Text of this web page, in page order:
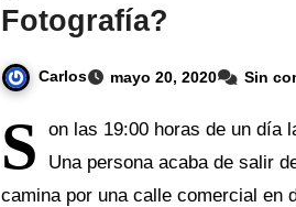
Fotografía?
Carlos mayo 20, 2020 Sin
S
on las 19:00 horas de un día
Una persona acaba de salir
camina por una calle comercial en